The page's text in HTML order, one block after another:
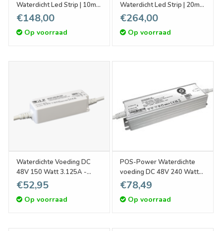
Waterdicht Led Strip | 10m
120 Leds pm Type 2835
Losse Strip
€148,00
Op voorraad
Waterdicht Led Strip | 20m
120 Leds pm Type 2835
Losse Strip
€264,00
Op voorraad
Waterdichte Voeding DC
48V 150 Watt 3.125A -
Kunststof
€52,95
Op voorraad
POS-Power Waterdichte
voeding DC 48V 240 Watt
5A
€78,49
Op voorraad